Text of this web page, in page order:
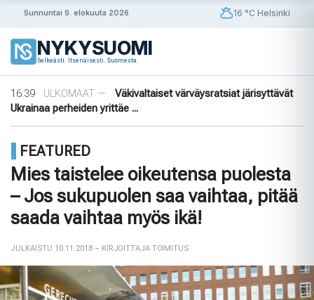
Sunnuntai 9. elokuuta 2026 16 °C Helsinki
NYKYSUOMI
Selkeästi. Itsenäisesti. Suomesta.
09:08 VIIHDE —
Rapujuhlat – Ruotsin loppukesän rituaali
19:48
ULKOMAAT —
Uusi valvontateknologia luo digitaalisen
sormenjäljen ajoneuvon laitteista ...
16:39
ULKOMAAT —
Väkivaltaiset värväysratsiat järisyttävät
Ukrainaa perheiden yrittäe ...
14:42
Norjalainen viikinkihauta avattiin
09:08
VIIHDE —
19:48
ULKOMAAT —
Uusi valvontateknologia luo digitaalisen
sormenjäljen ajoneuvon laitteista ...
FEATURED
Mies taistelee oikeutensa puolesta
– Jos sukupuolen saa vaihtaa, pitää
saada vaihtaa myös ikä!
JULKAISTU 10.11.2018 – KIRJOITTAJA TOIMITUS